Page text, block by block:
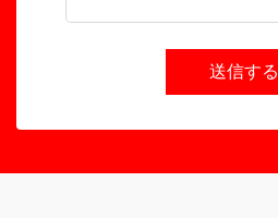
送信する